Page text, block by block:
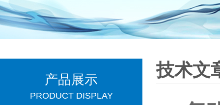
技术文
产品展示
PRODUCT DISPLAY